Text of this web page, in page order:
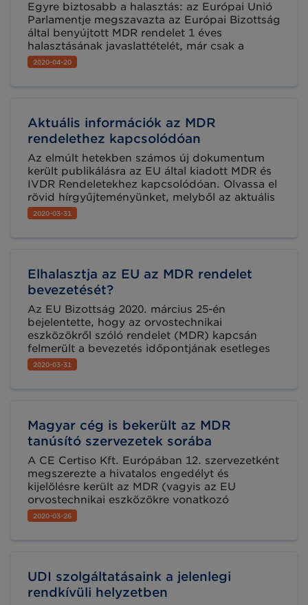
Egyre biztosabb a halasztás: az Európai Unió
Parlamentje megszavazta az Európai Bizottság
által benyújtott MDR rendelet 1 éves
halasztásának javaslattételét, már csak a
Tagállamoknak kell jóváhagyni a
kezdeményezést.
2020-04-20
Aktuális információk az MDR
rendelethez kapcsolódóan
Az elmúlt hetekben számos új dokumentum
került publikálásra az EU által kiadott MDR és
IVDR Rendeletekhez kapcsolódóan. Olvassa el
rövid hírgyűjteményünket, melyből az aktuális
információkról tájékozódhat.
2020-03-31
Elhalasztja az EU az MDR rendelet
bevezetését?
Az EU Bizottság 2020. március 25-én
bejelentette, hogy az orvostechnikai
eszközökről szóló rendelet (MDR) kapcsán
felmerült a bevezetés időpontjának esetleges
elhalasztása. A javaslattételt az EU Parlament
és Tanács felé április elejére tervezik, hogy
halasztás a gyakorlatban, ha elfogadják?
2020-03-31
Magyar cég is bekerült az MDR
tanúsító szervezetek sorába
A CE Certiso Kft. Európában 12. szervezetként
megszerezte a hivatalos engedélyt és
kijelölésre került az MDR (vagyis az EU
orvostechnikai eszközökre vonatkozó
rendelete) szerinti megfelelőség értékelések
végzésére.
2020-03-26
UDI szolgáltatásaink a jelenlegi
rendkívüli helyzetben